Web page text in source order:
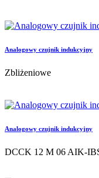
Analogowy czujnik indukcyjny
Zbliżeniowe
Analogowy czujnik indukcyjny
DCCK 12 M 06 AIK-